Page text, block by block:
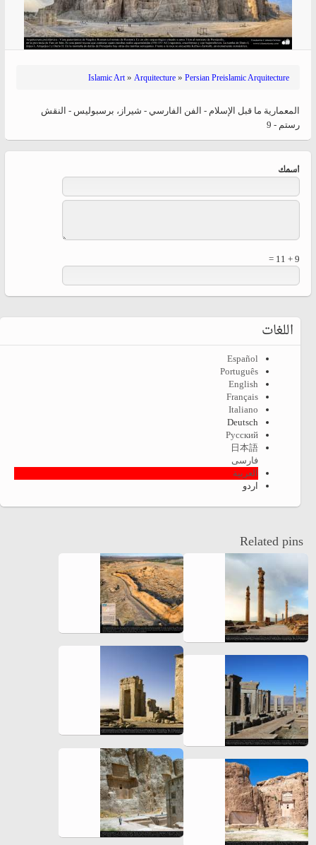
Islamic Art» Arquitecture » Persian Preislamic Arquitecture
المعماریة ما قبل الإسلام - الفن الفارسي - شيراز، برسبوليس - النقش
رستم - 9
‏اسمك ‏
9 + 11 =
اللغات
Español
Português
English
Français
Italiano
Deutsch
Русский
日本語
فارسی
العربية
اردو
Related pins